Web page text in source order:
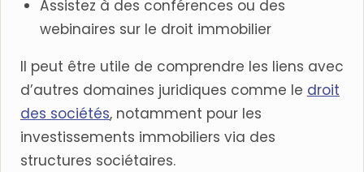
Assistez à des conférences ou des
webinaires sur le droit immobilier
Il peut être utile de comprendre les liens avec
d’autres domaines juridiques comme le droit
des sociétés, notamment pour les
investissements immobiliers via des
structures sociétaires.